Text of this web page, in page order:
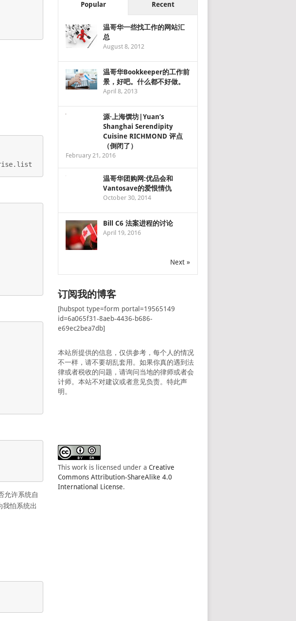
允许系统自
我怕系统出
Popular Recent
温哥华一些找工作的网站汇
总
August 8, 2012
温哥华Bookkeeper的工作前
景，好吧。什么都不好做。
April 8, 2013
源·上海馔坊|Yuan’s
Shanghai Serendipity
Cuisine RICHMOND 评点
（倒闭了）
February 21, 2016
温哥华团购网:优品会和
Vantosave的爱恨情仇
October 30, 2014
Bill C6 法案进程的讨论
April 19, 2016
Next »
订阅我的博客
[hubspot type=form portal=19565149
id=6a065f31-8aeb-4436-b686-
e69ec2bea7db]
本站所提供的信息，仅供参考，每个人的情况
不一样，请不要胡乱套用。如果你真的遇到法
律或者税收的问题，请询问当地的律师或者会
计师。本站不对建议或者意见负责。特此声
明。
This work is licensed under a Creative
Commons Attribution-ShareAlike 4.0
International License.